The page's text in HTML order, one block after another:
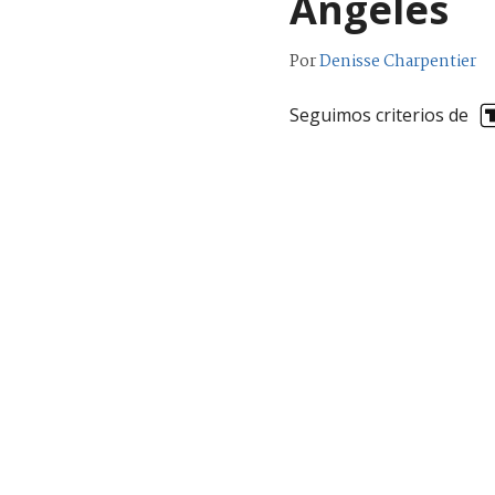
PorDenisse Charpentier
Seguimos criterios de